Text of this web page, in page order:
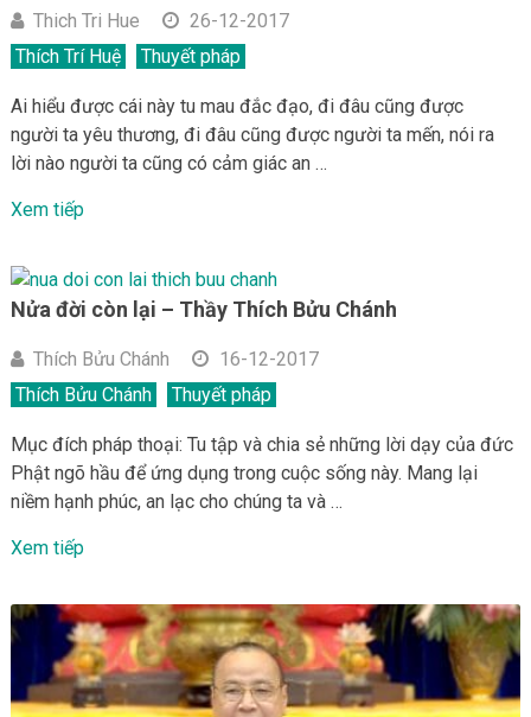
Thich Tri Hue
26-12-2017
Thích Trí Huệ
Thuyết pháp
Ai hiểu được cái này tu mau đắc đạo, đi đâu cũng được
người ta yêu thương, đi đâu cũng được người ta mến, nói ra
lời nào người ta cũng có cảm giác an …
Xem tiếp
Nửa đời còn lại – Thầy Thích Bửu Chánh
Thích Bửu Chánh
16-12-2017
Thích Bửu Chánh
Thuyết pháp
Mục đích pháp thoại: Tu tập và chia sẻ những lời dạy của đức
Phật ngõ hầu để ứng dụng trong cuộc sống này. Mang lại
niềm hạnh phúc, an lạc cho chúng ta và …
Xem tiếp